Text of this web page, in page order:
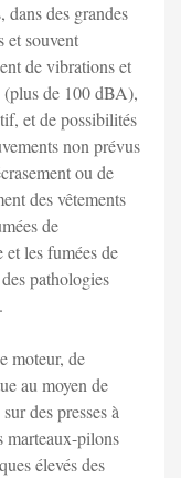
dans des grandes
et souvent
de vibrations et
de 100 dBA),
et de possibilités
non prévus
ou de
des vêtements
de
et les fumées de
pathologies
moteur, de
au moyen de
des presses à
marteaux-pilons
élevés des